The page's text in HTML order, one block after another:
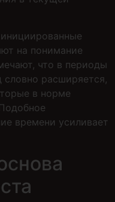
на понимание
что в периоды
расширяется,
в норме
времени усиливает